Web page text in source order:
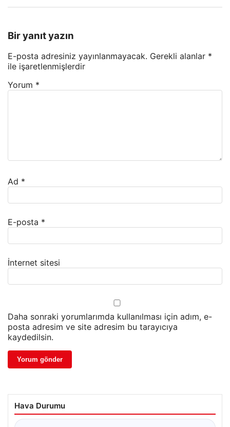
Bir yanıt yazın
E-posta adresiniz yayınlanmayacak. Gerekli alanlar *
ile işaretlenmişlerdir
Yorum *
Ad *
E-posta *
İnternet sitesi
Daha sonraki yorumlarımda kullanılması için adım, e-
posta adresim ve site adresim bu tarayıcıya
kaydedilsin.
Hava Durumu